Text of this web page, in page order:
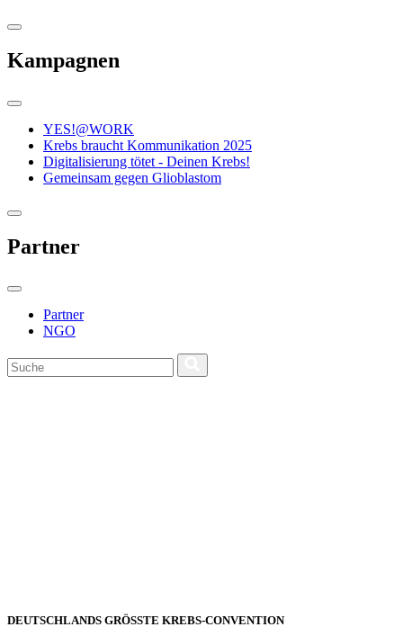
Kampagnen
YES!@WORK
Krebs braucht Kommunikation 2025
Digitalisierung tötet - Deinen Krebs!
Gemeinsam gegen Glioblastom
Partner
Partner
NGO
DEUTSCHLANDS GRÖSSTE KREBS‑CONVENTION